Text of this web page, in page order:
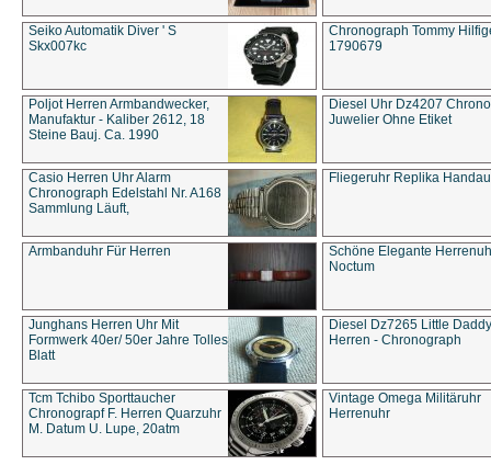
Seiko Automatik Diver ' S
Skx007kc
Chronograph Tommy
1790679
Poljot Herren Armbandwecker,
Manufaktur - Kaliber 2612, 18
Steine Bauj. Ca. 1990
Diesel Uhr Dz4207
Juwelier Ohne Etiket
Casio Herren Uhr Alarm
Chronograph Edelstahl Nr. A168
Sammlung Läuft,
Fliegeruhr Replika
Armbanduhr Für Herren
Schöne Elegante
Noctum
Junghans Herren Uhr Mit
Formwerk 40er/ 50er Jahre Tolles
Blatt
Diesel Dz7265 Little Daddy
Herren - Chronograph
Tcm Tchibo Sporttaucher
Chronograpf F. Herren Quarzuhr
M. Datum U. Lupe, 20atm
Vintage Omega Militäruhr
Herrenuhr